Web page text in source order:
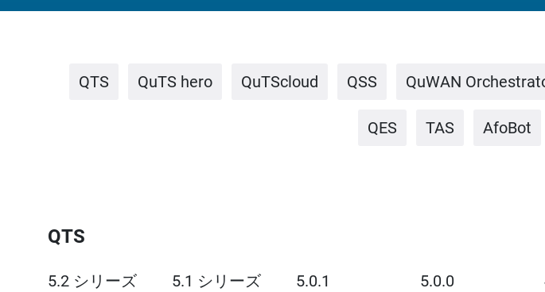
QTS QuTS hero QuTScloud QSS QuWAN
QES TAS AfoBot
QTS
5.2 シリーズ 5.1 シリーズ 5.0.1 5.0.0